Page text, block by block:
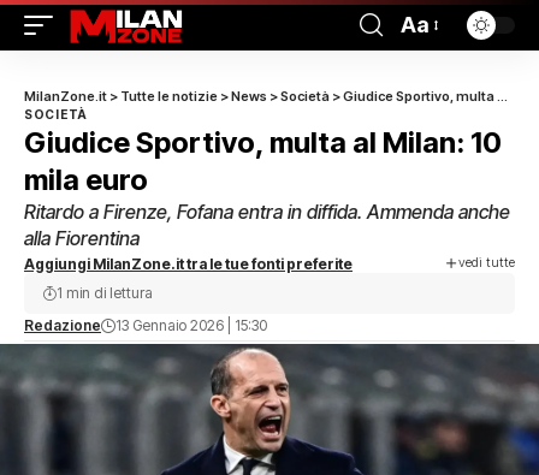
Aa
MilanZone.it > Tutte le notizie >News >Società >Giudice Sportivo, multa al Milan: 10 mila euro
SOCIETÀ
Giudice Sportivo, multa al Milan: 10
mila euro
Ritardo a Firenze, Fofana entra in diffida. Ammenda anche
alla Fiorentina
Aggiungi MilanZone.it tra le tue fonti preferite vedi tutte
Redazione 13 Gennaio 2026 | 15:30
1 min di lettura